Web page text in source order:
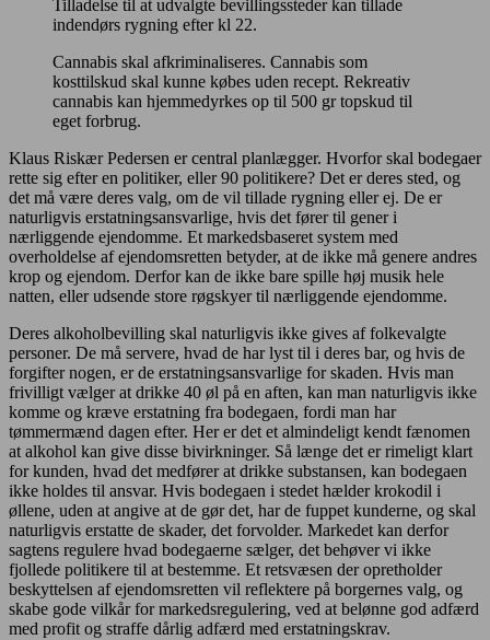
Tilladelse til at udvalgte bevillingssteder kan tillade
indendørs rygning efter kl 22.
Cannabis skal afkriminaliseres. Cannabis som
kosttilskud skal kunne købes uden recept. Rekreativ
cannabis kan hjemmedyrkes op til 500 gr topskud til
eget forbrug.
Klaus Riskær Pedersen er central planlægger. Hvorfor skal bodegaer
rette sig efter en politiker, eller 90 politikere? Det er deres sted, og
det må være deres valg, om de vil tillade rygning eller ej. De er
naturligvis erstatningsansvarlige, hvis det fører til gener i
nærliggende ejendomme. Et markedsbaseret system med
overholdelse af ejendomsretten betyder, at de ikke må genere andres
krop og ejendom. Derfor kan de ikke bare spille høj musik hele
natten, eller udsende store røgskyer til nærliggende ejendomme.
Deres alkoholbevilling skal naturligvis ikke gives af folkevalgte
personer. De må servere, hvad de har lyst til i deres bar, og hvis de
forgifter nogen, er de erstatningsansvarlige for skaden. Hvis man
frivilligt vælger at drikke 40 øl på en aften, kan man naturligvis ikke
komme og kræve erstatning fra bodegaen, fordi man har
tømmermænd dagen efter. Her er det et almindeligt kendt fænomen
at alkohol kan give disse bivirkninger. Så længe det er rimeligt klart
for kunden, hvad det medfører at drikke substansen, kan bodegaen
ikke holdes til ansvar. Hvis bodegaen i stedet hælder krokodil i
øllene, uden at angive at de gør det, har de fuppet kunderne, og skal
naturligvis erstatte de skader, det forvolder. Markedet kan derfor
sagtens regulere hvad bodegaerne sælger, det behøver vi ikke
fjollede politikere til at bestemme. Et retsvæsen der opretholder
beskyttelsen af ejendomsretten vil reflektere på borgernes valg, og
skabe gode vilkår for markedsregulering, ved at belønne god adfærd
med profit og straffe dårlig adfærd med erstatningskrav.